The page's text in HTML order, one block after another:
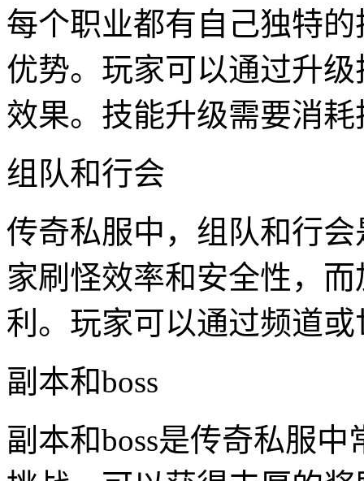
每个职业都有自己独特
优势。玩家可以通过升
效果。技能升级需要消
组队和行会
传奇私服中，组队和行
家刷怪效率和安全性，
利。玩家可以通过频道
副本和boss
副本和boss是传奇私服